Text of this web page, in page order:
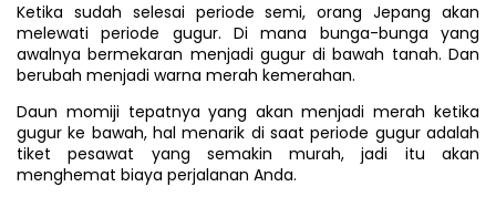
Ketika sudah selesai periode semi, orang Jepang akan
melewati periode gugur. Di mana bunga-bunga yang
awalnya bermekaran menjadi gugur di bawah tanah. Dan
berubah menjadi warna merah kemerahan.
Daun momiji tepatnya yang akan menjadi merah ketika
gugur ke bawah, hal menarik di saat periode gugur adalah
tiket pesawat yang semakin murah, jadi itu akan
menghemat biaya perjalanan Anda.